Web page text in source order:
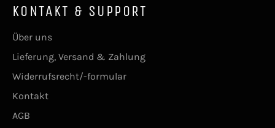
KONTAKT & SUPPORT
Über uns
Lieferung, Versand & Zahlung
Widerrufsrecht/-formular
Kontakt
AGB